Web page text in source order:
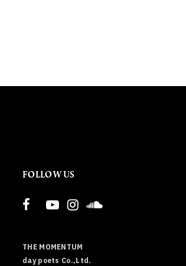
FOLLOW US
THE MOMENTUM
day poets Co.,Ltd.